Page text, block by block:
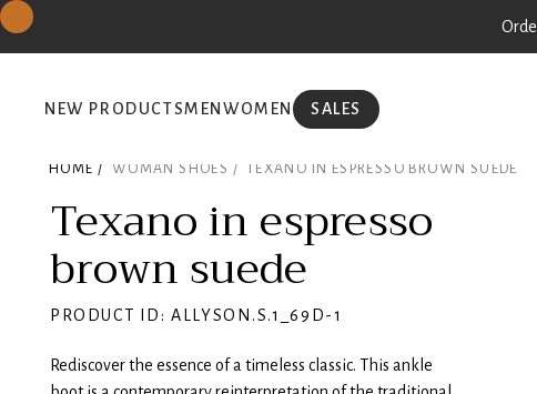
NEW PRODUCTSMENWOMEN SALES
HOME / WOMAN SHOES / TEXANO IN ESPRESSO BROWN SUEDE
Texano in espresso
brown suede
PRODUCT ID: ALLYSON.S.1_69D-1
Rediscover the essence of a timeless classic. This ankle